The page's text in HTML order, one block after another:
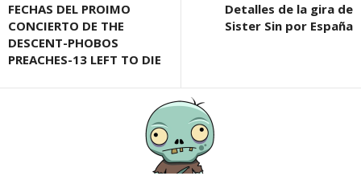
FECHAS DEL PROIMO
CONCIERTO DE THE
DESCENT-PHOBOS
PREACHES-13 LEFT TO DIE
Detalles de la gira de
Sister Sin por España